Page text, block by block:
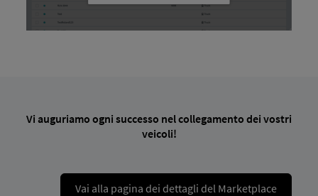
Vi auguriamo ogni successo nel collegamento dei vostri
veicoli!
Vai alla pagina dei dettagli del Marketplace